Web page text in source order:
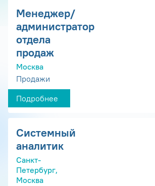
Менеджер/
администратор
отдела
продаж
Москва
Продажи
Подробнее
Системный
аналитик
Санкт-
Петербург,
Москва